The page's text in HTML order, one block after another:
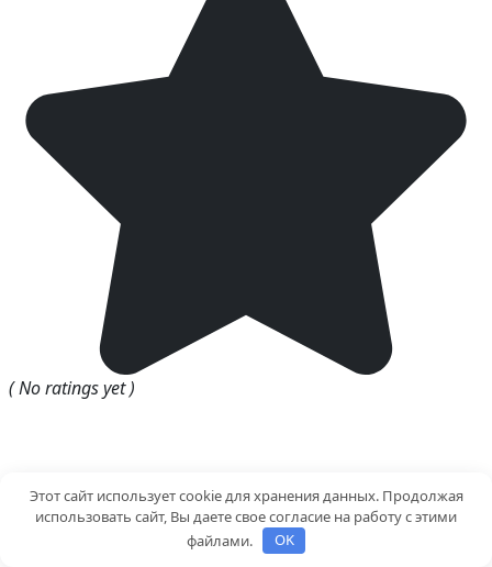
( No ratings yet )
Ilxomjon Akmalov/ author of the article
Этот сайт использует cookie для хранения данных. Продолжая
использовать сайт, Вы даете свое согласие на работу с этими
файлами.
OK